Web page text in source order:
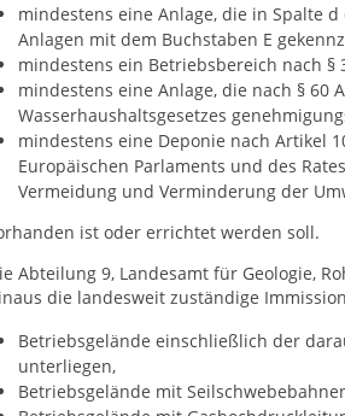
mindestens eine Anlage, die in Spalte
Anlagen mit dem Buchstaben E
mindestens ein Betriebsbereich nach §
mindestens eine Anlage, die nach § 60
Wasserhaushaltsgesetzes
mindestens eine Deponie nach Artikel
Europäischen Parlaments und des
Vermeidung und Verminderung der
ist oder errichtet werden soll.
Abteilung 9, Landesamt für Geologie,
die landesweit zuständige
Betriebsgelände einschließlich der
unterliegen,
Betriebsgelände mit